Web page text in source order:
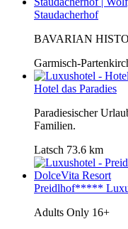
Staudacherhof
BAVARIAN
Garmisch-
Hotel das Paradies
Paradiesischer
Familien.
Latsch 73.6 km
Preidlhof*****
Adults Only 16+